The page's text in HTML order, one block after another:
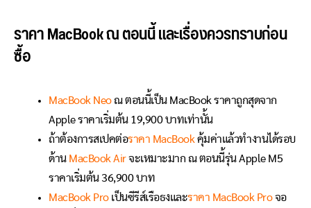
ราคา MacBook ณ ตอนนี้ และเรื่องควรทราบก่อน
ซื้อ
MacBook Neoณ ตอนนี้เป็น MacBook ราคาถูกสุดจาก
Apple ราคาเริ่มต้น 19,900 บาทเท่านั้น
ถ้าต้องการสเปคต่อราคา MacBookคุ้มค่าแล้วทำงานได้รอบ
ด้าน MacBook Airจะเหมาะมาก ณ ตอนนี้รุ่น Apple M5
ราคาเริ่มต้น 36,900 บาท
MacBook Proเป็นซีรีส์เรือธงและราคา MacBook Proจอ